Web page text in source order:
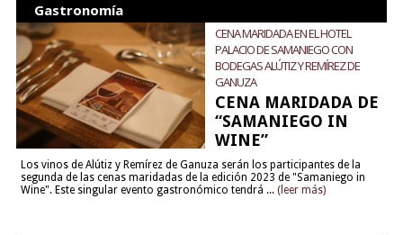
Gastronomía
CENA MARIDADA EN EL HOTEL
PALACIO DE SAMANIEGO CON
BODEGAS ALÚTIZ Y REMÍREZ DE
GANUZA
CENA MARIDADA DE
“SAMANIEGO IN
WINE”
Los vinos de Alútiz y Remírez de Ganuza serán los participantes de la
segunda de las cenas maridadas de la edición 2023 de "Samaniego in
Wine". Este singular evento gastronómico tendrá ... (leer más)